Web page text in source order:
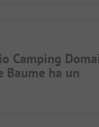
Camping
Baume ha un